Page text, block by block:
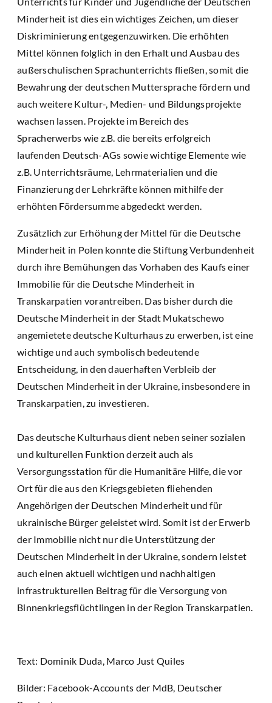
Minderheit ist dies ein wichtiges Zeichen, um dieser
Diskriminierung entgegenzuwirken. Die erhöhten
Mittel können folglich in den Erhalt und Ausbau des
außerschulischen Sprachunterrichts fließen, somit die
Bewahrung der deutschen Muttersprache fördern und
auch weitere Kultur-, Medien- und Bildungsprojekte
wachsen lassen. Projekte im Bereich des
Spracherwerbs wie z.B. die bereits erfolgreich
laufenden Deutsch-AGs sowie wichtige Elemente wie
z.B. Unterrichtsräume, Lehrmaterialien und die
Finanzierung der Lehrkräfte können mithilfe der
erhöhten Fördersumme abgedeckt werden.
Zusätzlich zur Erhöhung der Mittel für die Deutsche
Minderheit in Polen konnte die Stiftung Verbundenheit
durch ihre Bemühungen das Vorhaben des Kaufs einer
Immobilie für die Deutsche Minderheit in
Transkarpatien vorantreiben. Das bisher durch die
Deutsche Minderheit in der Stadt Mukatschewo
angemietete deutsche Kulturhaus zu erwerben, ist eine
wichtige und auch symbolisch bedeutende
Entscheidung, in den dauerhaften Verbleib der
Deutschen Minderheit in der Ukraine, insbesondere in
Transkarpatien, zu investieren.
Das deutsche Kulturhaus dient neben seiner sozialen
und kulturellen Funktion derzeit auch als
Versorgungsstation für die Humanitäre Hilfe, die vor
Ort für die aus den Kriegsgebieten fliehenden
Angehörigen der Deutschen Minderheit und für
ukrainische Bürger geleistet wird. Somit ist der Erwerb
der Immobilie nicht nur die Unterstützung der
Deutschen Minderheit in der Ukraine, sondern leistet
auch einen aktuell wichtigen und nachhaltigen
infrastrukturellen Beitrag für die Versorgung von
Binnenkriegsflüchtlingen in der Region Transkarpatien.
Text: Dominik Duda, Marco Just Quiles
Bilder: Facebook-Accounts der MdB, Deutscher